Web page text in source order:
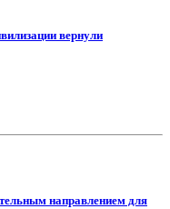
вернули
направлением для